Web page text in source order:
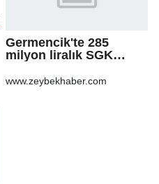
Germencik'te 285
milyon liralık SGK
kararı
www.zeybekhaber.com